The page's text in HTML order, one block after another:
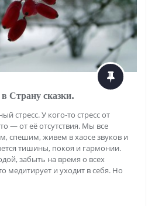
Страну сказки.
стресс. У кого-то стресс от
— от её отсутствия. Мы все
спешим, живем в хаосе звуков и
тишины, покоя и гармонии.
забыть на время о всех
медитирует и уходит в себя. Но